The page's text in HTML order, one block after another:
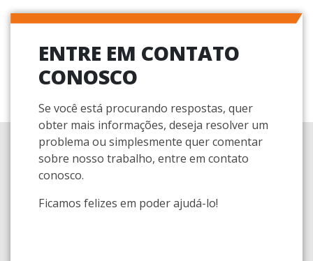
ENTRE EM CONTATO
CONOSCO
Se você está procurando respostas, quer
obter mais informações, deseja resolver um
problema ou simplesmente quer comentar
sobre nosso trabalho, entre em contato
conosco.
Ficamos felizes em poder ajudá-lo!